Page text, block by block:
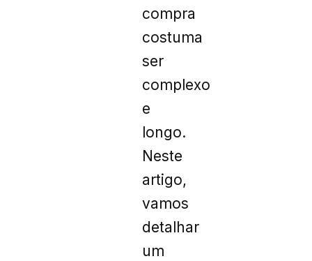
compra
costuma
ser
complexo
e
longo.
Neste
artigo,
vamos
detalhar
um